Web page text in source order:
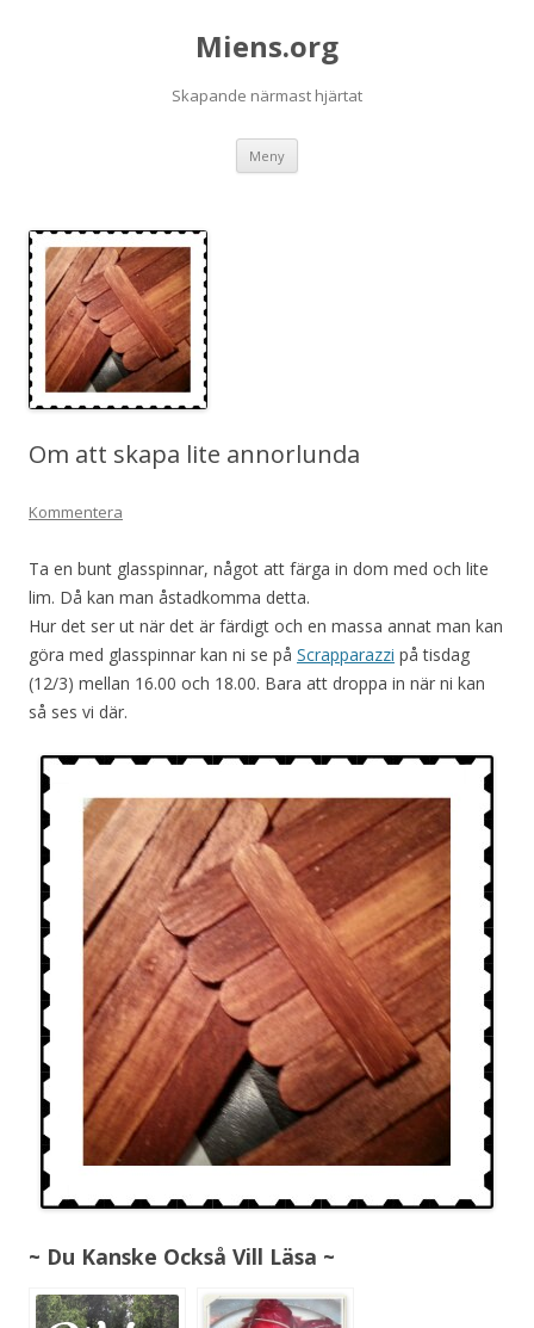
Miens.org
Skapande närmast hjärtat
Meny
Om att skapa lite annorlunda
Kommentera
Ta en bunt glasspinnar, något att färga in dom med och lite
lim. Då kan man åstadkomma detta.
Hur det ser ut när det är färdigt och en massa annat man kan
göra med glasspinnar kan ni se på Scrapparazzi på tisdag
(12/3) mellan 16.00 och 18.00. Bara att droppa in när ni kan
så ses vi där.
~ Du Kanske Också Vill Läsa ~